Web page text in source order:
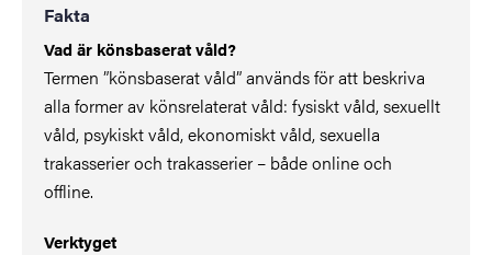
Fakta
Vad är könsbaserat våld?
Termen ”könsbaserat våld” används för att beskriva
alla former av könsrelaterat våld: fysiskt våld, sexuellt
våld, psykiskt våld, ekonomiskt våld, sexuella
trakasserier och trakasserier – både online och
offline.
Verktyget